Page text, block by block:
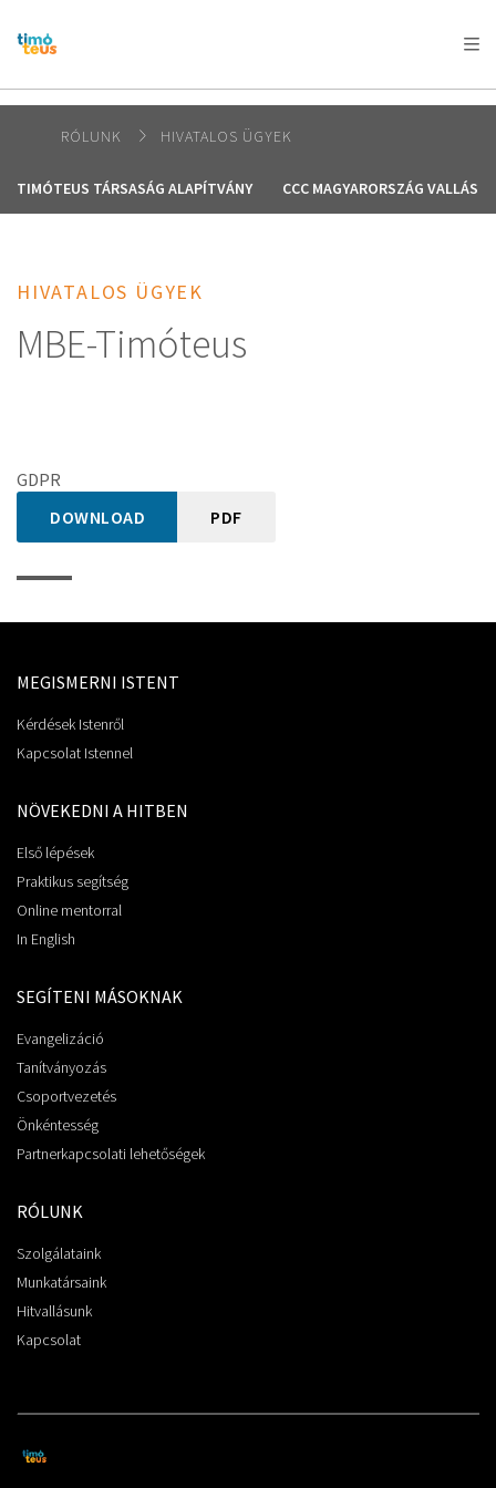
AFRICA
AMERICA / CARIBBEAN
OCEANIA
RÓLUNK HIVATALOS ÜGYEK
TIMÓTEUS TÁRSASÁG ALAPÍTVÁNY CCC MAGYARORSZÁG VALLÁSI
HIVATALOS ÜGYEK
MBE-Timóteus
GDPR
DOWNLOAD
PDF
MEGISMERNI ISTENT
Kérdések Istenről
Kapcsolat Istennel
NÖVEKEDNI A HITBEN
Első lépések
Praktikus segítség
Online mentorral
In English
SEGÍTENI MÁSOKNAK
Evangelizáció
Tanítványozás
Csoportvezetés
Önkéntesség
Partnerkapcsolati lehetőségek
RÓLUNK
Szolgálataink
Munkatársaink
Hitvallásunk
Kapcsolat